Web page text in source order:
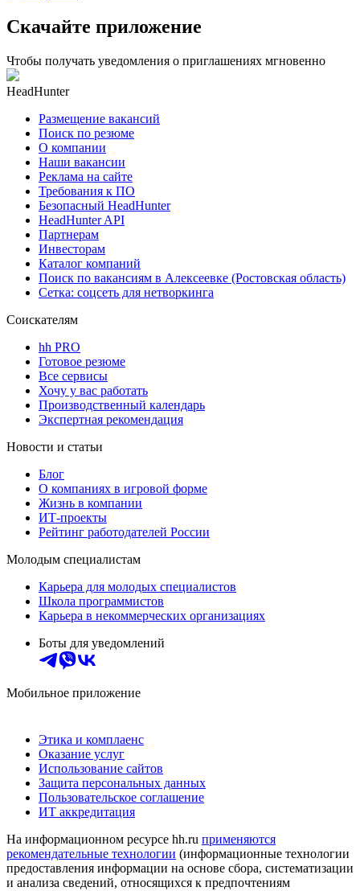
Скачайте приложение
Чтобы получать уведомления о приглашениях мгновенно
HeadHunter
Размещение вакансий
Поиск по резюме
О компании
Наши вакансии
Реклама на сайте
Требования к ПО
Безопасный HeadHunter
HeadHunter API
Партнерам
Инвесторам
Каталог компаний
Поиск по вакансиям в Алексеевке (Ростовская область)
Сетка: соцсеть для нетворкинга
Соискателям
hh PRO
Готовое резюме
Все сервисы
Хочу у вас работать
Производственный календарь
Экспертная рекомендация
Новости и статьи
Блог
О компаниях в игровой форме
Жизнь в компании
ИТ-проекты
Рейтинг работодателей России
Молодым специалистам
Карьера для молодых специалистов
Школа программистов
Карьера в некоммерческих организациях
Боты для уведомлений
Мобильное приложение
Этика и комплаенс
Оказание услуг
Использование сайтов
Защита персональных данных
Пользовательское соглашение
ИТ аккредитация
На информационном ресурсе hh.ru применяются
рекомендательные технологии (информационные технологии
предоставления информации на основе сбора, систематизации
и анализа сведений, относящихся к предпочтениям